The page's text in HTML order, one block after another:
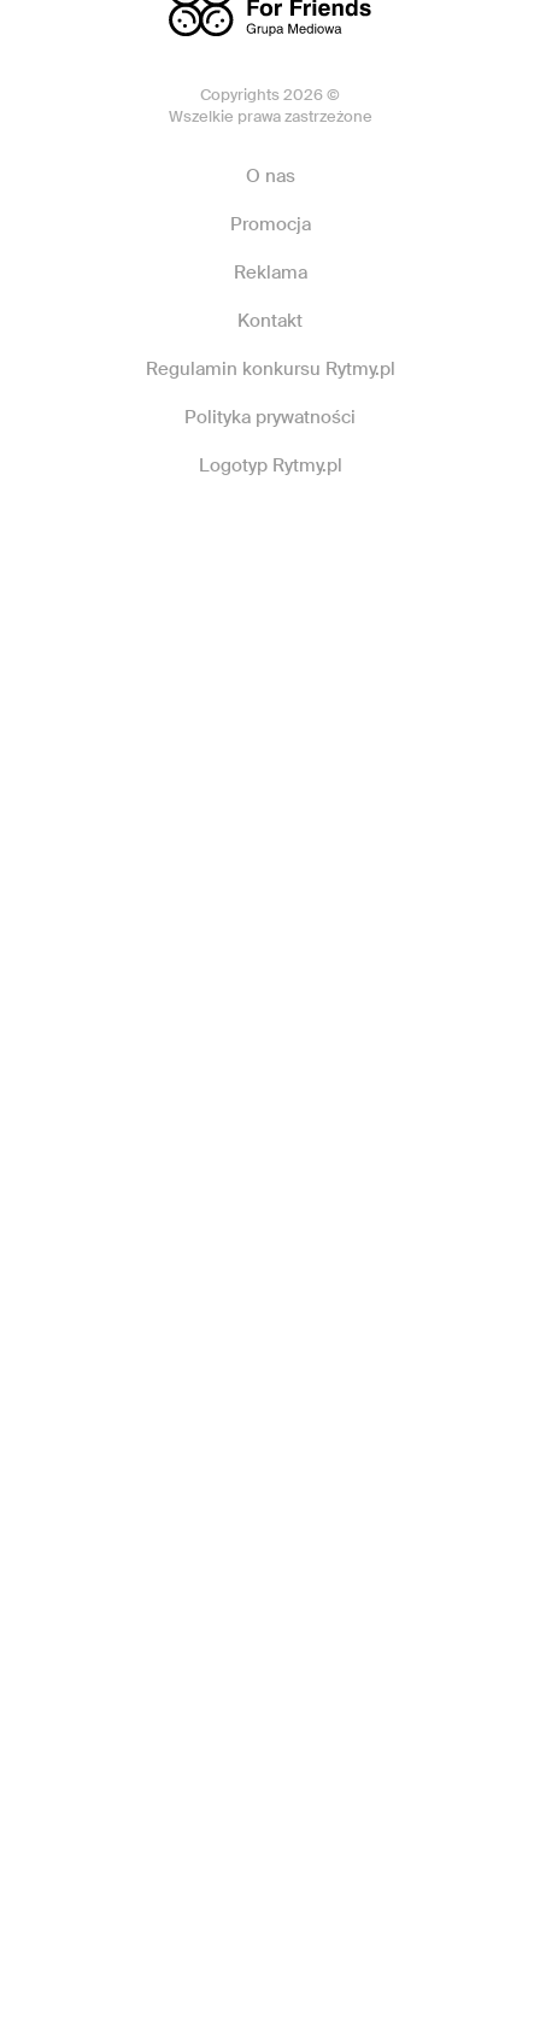
Copyrights 2026 ©
Wszelkie prawa zastrzeżone
O nas
Promocja
Reklama
Kontakt
Regulamin konkursu Rytmy.pl
Polityka prywatności
Logotyp Rytmy.pl